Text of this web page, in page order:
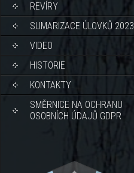
REVÍRY
SUMARIZACE ÚLOVKŮ 2023
VIDEO
HISTORIE
KONTAKTY
SMĚRNICE NA OCHRANU
OSOBNÍCH ÚDAJŮ GDPR